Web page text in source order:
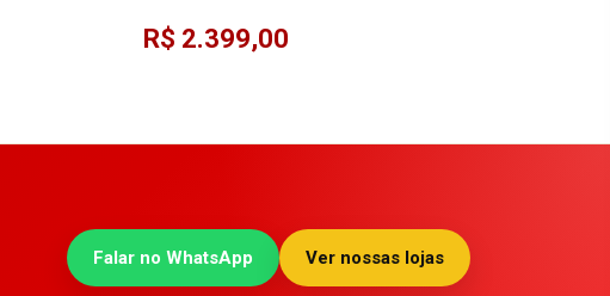
R$ 2.399,00
Falar no WhatsApp Ver nossas lojas